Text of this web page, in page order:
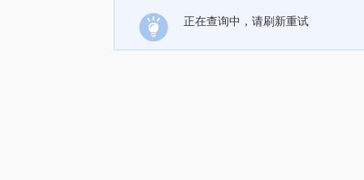
正在查询中，请刷新重试